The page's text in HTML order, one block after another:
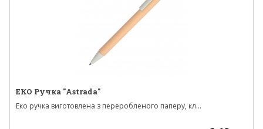
ЕКО Ручка "Astrada"
Еко ручка виготовлена ​​з переробленого паперу, кл...